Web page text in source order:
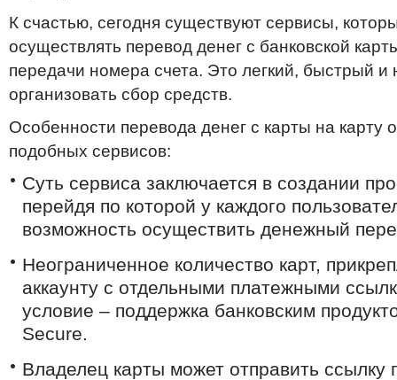
К счастью, сегодня существуют сервисы,
осуществлять перевод денег с банковской
передачи номера счета. Это легкий, быстрый
организовать сбор средств.
Особенности перевода денег с карты на
подобных сервисов:
Суть сервиса заключается в создании
перейдя по которой у каждого
возможность осуществить денежный
Неограниченное количество карт,
аккаунту с отдельными платежными
условие – поддержка банковским
Secure.
Владелец карты может отправить ссылку